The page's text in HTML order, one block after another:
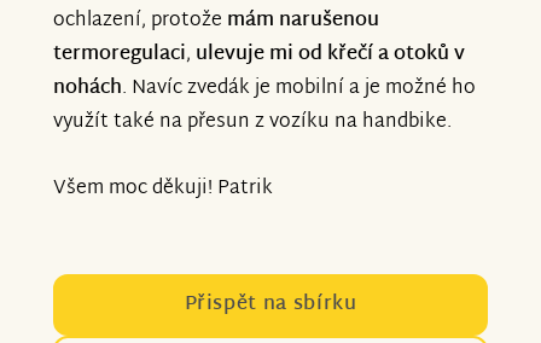
ochlazení, protože mám narušenou
termoregulaci, ulevuje mi od křečí a otoků v
nohách. Navíc zvedák je mobilní a je možné ho
využít také na přesun z vozíku na handbike.
Všem moc děkuji! Patrik
Přispět na sbírku